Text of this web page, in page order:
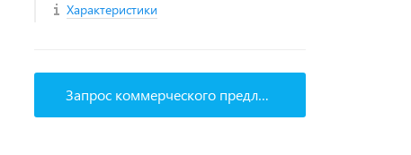
Характеристики
Запрос коммерческого предложения